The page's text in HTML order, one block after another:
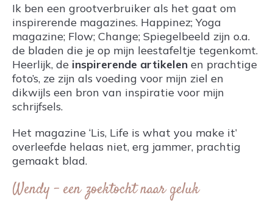
Ik ben een grootverbruiker als het gaat om
inspirerende magazines. Happinez; Yoga
magazine; Flow; Change; Spiegelbeeld zijn o.a.
de bladen die je op mijn leestafeltje tegenkomt.
Heerlijk, de inspirerende artikelen en prachtige
foto’s, ze zijn als voeding voor mijn ziel en
dikwijls een bron van inspiratie voor mijn
schrijfsels.
Het magazine ‘Lis, Life is what you make it’
overleefde helaas niet, erg jammer, prachtig
gemaakt blad.
Wendy – een zoektocht naar geluk